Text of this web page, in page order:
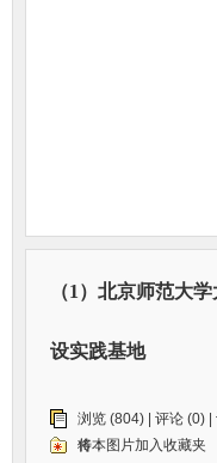
（1）北京师范大
设实践基地
浏览 (804) | 评论 (0) |
传：
将本图片加入收藏夹